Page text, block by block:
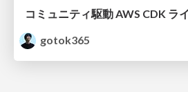
gotok365